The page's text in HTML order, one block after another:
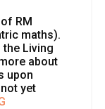
RM
maths).
the Living
about
upon
yet